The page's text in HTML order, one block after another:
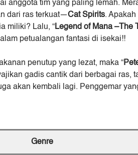
tim yang paling lemah.
dari ras terkuat―Cat Spirits. Apakah
miliki? Lalu, “Legend of Mana –The
petualangan fantasi di isekai!!
penutup yang lezat, maka “
gadis cantik dari berbagai ras,
akan kembali lagi. Penggemar
Genre